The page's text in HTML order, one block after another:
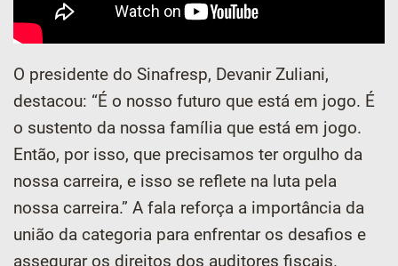
O presidente do Sinafresp, Devanir Zuliani,
destacou: “É o nosso futuro que está em jogo. É
o sustento da nossa família que está em jogo.
Então, por isso, que precisamos ter orgulho da
nossa carreira, e isso se reflete na luta pela
nossa carreira.” A fala reforça a importância da
união da categoria para enfrentar os desafios e
assegurar os direitos dos auditores fiscais.